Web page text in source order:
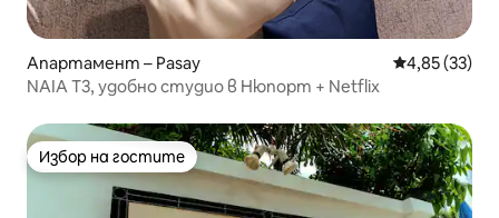
Апартамент – Pasay Средна
4,85 (33)
NAIA T3, удобно студио в Нюпорт + Netflix
Избор на гостите
Избор на гостите